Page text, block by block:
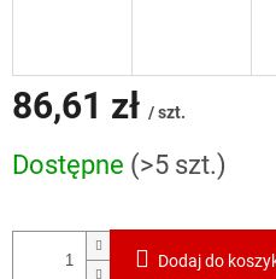
86,61 zł / szt.
jednostkowa:
Dostępne (>5 szt.)
Dodaj do